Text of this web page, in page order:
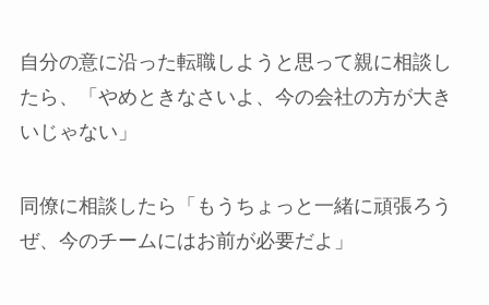
自分の意に沿った転職しようと思って親に相談し
たら、「やめときなさいよ、今の会社の方が大き
いじゃない」
同僚に相談したら「もうちょっと一緒に頑張ろう
ぜ、今のチームにはお前が必要だよ」